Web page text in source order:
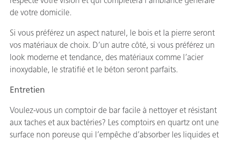
de votre domicile.
Si vous préférez un aspect naturel, le bois et la pierre seront
vos matériaux de choix. D’un autre côté, si vous préférez un
look moderne et tendance, des matériaux comme l’acier
inoxydable, le stratifié et le béton seront parfaits.
Entretien
Voulez-vous un comptoir de bar facile à nettoyer et résistant
aux taches et aux bactéries? Les comptoirs en quartz ont une
surface non poreuse qui l’empêche d’absorber les liquides et